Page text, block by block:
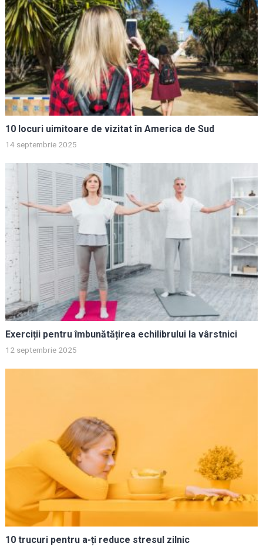
10 locuri uimitoare de vizitat în America de Sud
14 septembrie 2025
Exerciții pentru îmbunătățirea echilibrului la vârstnici
12 septembrie 2025
10 trucuri pentru a-ți reduce stresul zilnic